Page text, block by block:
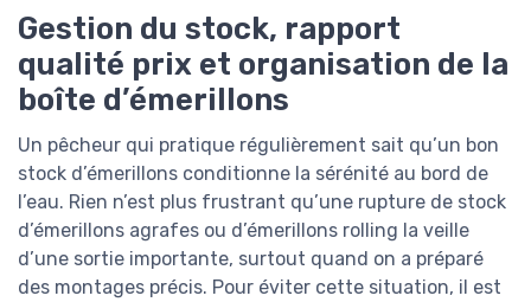
Gestion du stock, rapport
qualité prix et organisation de la
boîte d’émerillons
Un pêcheur qui pratique régulièrement sait qu’un bon
stock d’émerillons conditionne la sérénité au bord de
l’eau. Rien n’est plus frustrant qu’une rupture de stock
d’émerillons agrafes ou d’émerillons rolling la veille
d’une sortie importante, surtout quand on a préparé
des montages précis. Pour éviter cette situation, il est